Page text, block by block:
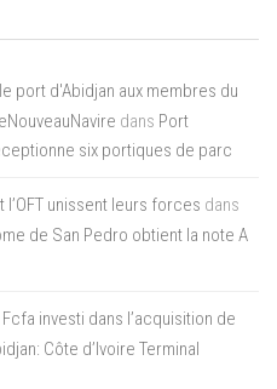
port d'Abidjan aux membres du
dans Port
six portiques de parc
unissent leurs forces dans
de San Pedro obtient la note A
investi dans l’acquisition de
Côte d’Ivoire Terminal